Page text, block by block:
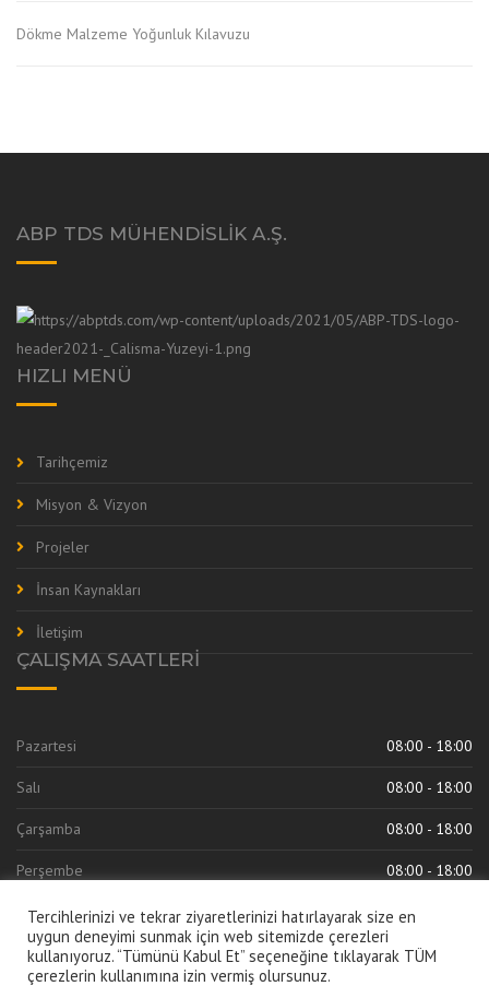
Dökme Malzeme Yoğunluk Kılavuzu
ABP TDS MÜHENDISLIK A.Ş.
HIZLI MENÜ
Tarihçemiz
Misyon & Vizyon
Projeler
İnsan Kaynakları
İletişim
ÇALIŞMA SAATLERI
Pazartesi 08:00 - 18:00
Salı 08:00 - 18:00
Çarşamba 08:00 - 18:00
Perşembe 08:00 - 18:00
Cuma 08:00 - 18:00
Tercihlerinizi ve tekrar ziyaretlerinizi hatırlayarak size en
uygun deneyimi sunmak için web sitemizde çerezleri
kullanıyoruz. “Tümünü Kabul Et” seçeneğine tıklayarak TÜM
çerezlerin kullanımına izin vermiş olursunuz.